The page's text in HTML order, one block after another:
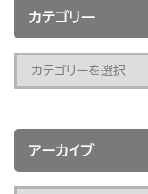
カテゴリー
アーカイブ